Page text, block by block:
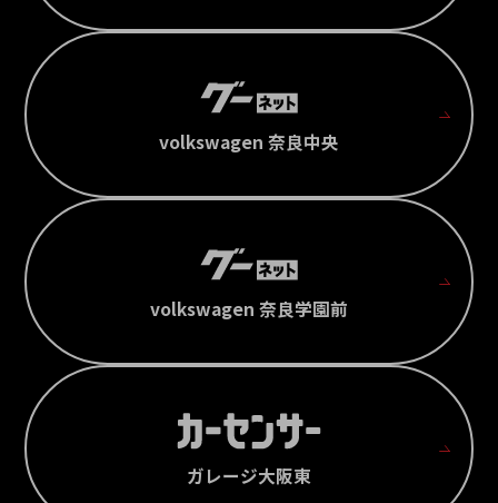
volkswagen 奈良中央
volkswagen 奈良学園前
ガレージ大阪東